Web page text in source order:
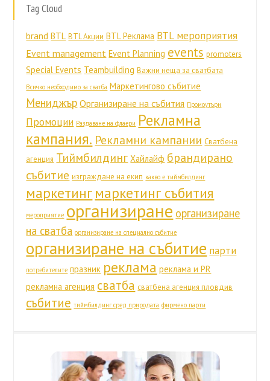
Tag Cloud
brand BTL BTL Акции BTL Реклама BTL мероприятия
Event management Event Planning events promoters
Special Events Teambuilding Важни неща за сватбата
Всичко необходимо за сватба Маркетингово събитие
Мениджър Организиране на събития Промоутъри
Промоции Раздаване на флаери Рекламна
кампания. Рекламни кампании Сватбена
агенция Тиймбилдинг Хайлайф брандирано
събитие изграждане на екип какво е тиймбилдинг
маркетинг маркетинг събития
мероприятие организиране организиране
на сватба организиране на специално събитие
организиране на събитие парти
потребителите празник реклама реклама и PR
рекламна агенция сватба сватбена агенция пловдив
събитие тиймбилдинг сред природата фирмено парти